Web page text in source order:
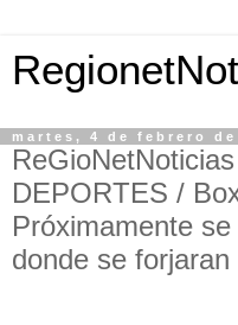
martes, 4 de febrero de
DEPORTES /
Próximamente
donde se forjaran